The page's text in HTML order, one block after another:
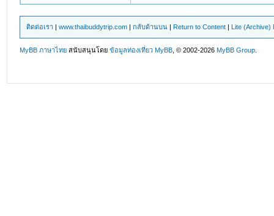
ติดต่อเรา |www.thaibuddytrip.com |กลับด้านบน | Return to Content | Lite (Archive)
MyBB ภาษาไทย สนับสนุนโดยข้อมูลท่องเที่ยว MyBB , © 2002-2026MyBB Group